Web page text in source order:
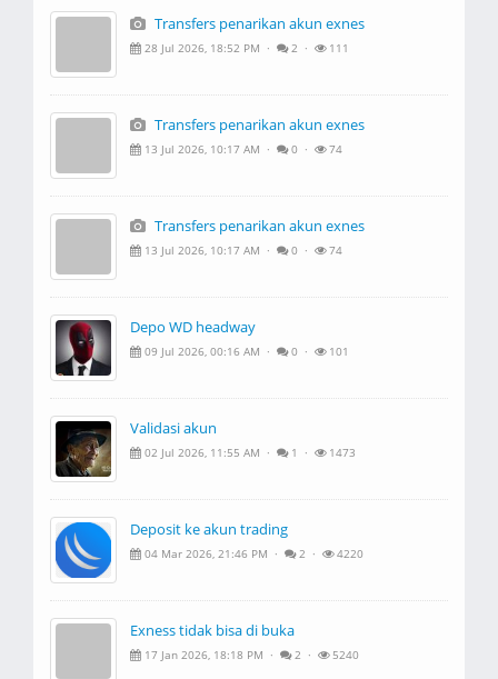
Transfers penarikan akun exnes
28 Jul 2026, 18:52 PM · 2 · 111
Transfers penarikan akun exnes
13 Jul 2026, 10:17 AM · 0 · 74
Transfers penarikan akun exnes
13 Jul 2026, 10:17 AM · 0 · 74
Depo WD headway
09 Jul 2026, 00:16 AM · 0 · 101
Validasi akun
02 Jul 2026, 11:55 AM · 1 · 1473
Deposit ke akun trading
04 Mar 2026, 21:46 PM · 2 · 4220
Exness tidak bisa di buka
17 Jan 2026, 18:18 PM · 2 · 5240